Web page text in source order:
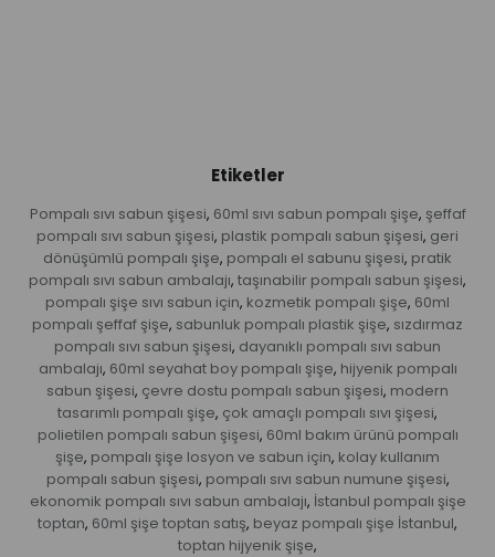
Etiketler
Pompalı sıvı sabun şişesi, 60ml sıvı sabun pompalı şişe, şeffaf
pompalı sıvı sabun şişesi, plastik pompalı sabun şişesi, geri
dönüşümlü pompalı şişe, pompalı el sabunu şişesi, pratik
pompalı sıvı sabun ambalajı, taşınabilir pompalı sabun şişesi,
pompalı şişe sıvı sabun için, kozmetik pompalı şişe, 60ml
pompalı şeffaf şişe, sabunluk pompalı plastik şişe, sızdırmaz
pompalı sıvı sabun şişesi, dayanıklı pompalı sıvı sabun
ambalajı, 60ml seyahat boy pompalı şişe, hijyenik pompalı
sabun şişesi, çevre dostu pompalı sabun şişesi, modern
tasarımlı pompalı şişe, çok amaçlı pompalı sıvı şişesi,
polietilen pompalı sabun şişesi, 60ml bakım ürünü pompalı
şişe, pompalı şişe losyon ve sabun için, kolay kullanım
pompalı sabun şişesi, pompalı sıvı sabun numune şişesi,
ekonomik pompalı sıvı sabun ambalajı, İstanbul pompalı şişe
toptan, 60ml şişe toptan satış, beyaz pompalı şişe İstanbul,
toptan hijyenik şişe,